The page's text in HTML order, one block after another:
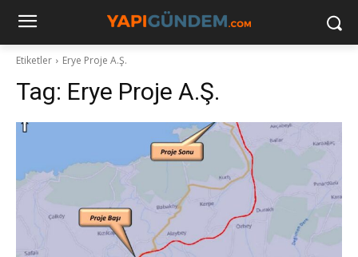
Etiketler Erye Proje A.Ş.
Tag: Erye Proje A.Ş.